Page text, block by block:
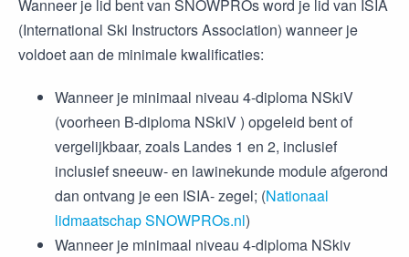
Wanneer je lid bent van SNOWPROs word je lid van ISIA
(International Ski Instructors Association) wanneer je
voldoet aan de minimale kwalificaties:
Wanneer je minimaal niveau 4-diploma NSkiV
(voorheen B-diploma NSkiV ) opgeleid bent of
vergelijkbaar, zoals Landes 1 en 2, inclusief
inclusief sneeuw- en lawinekunde module afgerond
dan ontvang je een ISIA- zegel; (Nationaal
lidmaatschap SNOWPROs.nl)
Wanneer je minimaal niveau 4-diploma NSkiv